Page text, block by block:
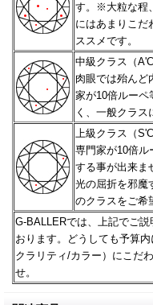
す。※大粒な程
にはあまりこだ
ススメです。
中級クラス（
肉眼では殆んど
家が10倍ルーペ
く、一般クラス
上級クラス（
専門家が10倍ル
する事が出来ま
光の屈折を邪魔
のクラスをご希
G-BALLERでは、上記でご
おります。どうしても予算内
クラリティ/カラー）にこだ
せ。